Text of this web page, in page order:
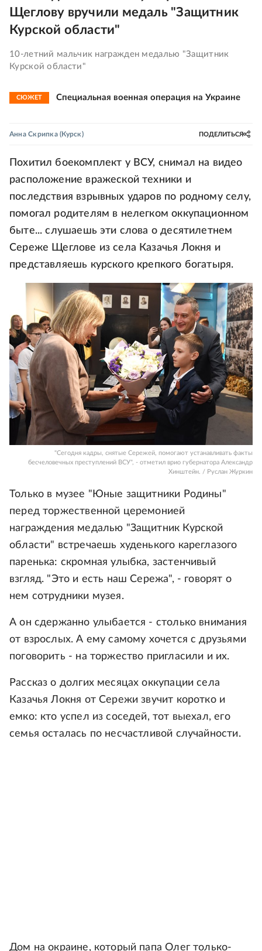
Щеглову вручили медаль "Защитник
Курской области"
10-летний мальчик награжден медалью "Защитник
Курской области"
СЮЖЕТ Специальная военная операция на Украине
Анна Скрипка(Курск) ПОДЕЛИТЬСЯ
Похитил боекомплект у ВСУ, снимал на видео
расположение вражеской техники и
последствия взрывных ударов по родному селу,
помогал родителям в нелегком оккупационном
быте... слушаешь эти слова о десятилетнем
Сереже Щеглове из села Казачья Локня и
представляешь курского крепкого богатыря.
"Сегодня кадры, снятые Сережей, помогают устанавливать факты
бесчеловечных преступлений ВСУ", - отметил врио губернатора Александр
Хинштейн. / Руслан Журкин
Только в музее "Юные защитники Родины"
перед торжественной церемонией
награждения медалью "Защитник Курской
области" встречаешь худенького кареглазого
паренька: скромная улыбка, застенчивый
взгляд. "Это и есть наш Сережа", - говорят о
нем сотрудники музея.
А он сдержанно улыбается - столько внимания
от взрослых. А ему самому хочется с друзьями
поговорить - на торжество пригласили и их.
Рассказ о долгих месяцах оккупации села
Казачья Локня от Сережи звучит коротко и
емко: кто успел из соседей, тот выехал, его
семья осталась по несчастливой случайности.
Дом на окраине, который папа Олег только-